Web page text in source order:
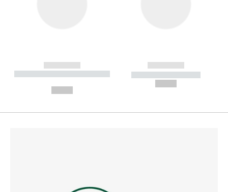
------------
----------- ----------- --------
------------
----------- -----------